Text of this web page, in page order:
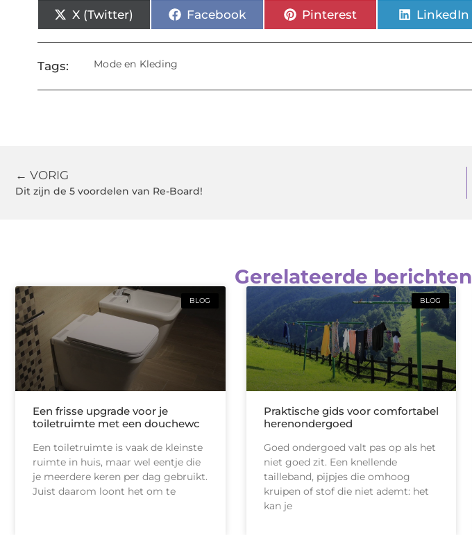
X (Twitter) Facebook Pinterest LinkedIn
Tags: Mode en Kleding
← VORIG
Dit zijn de 5 voordelen van Re-Board!
Gerelateerde berichten
BLOG
Een frisse upgrade voor je
toiletruimte met een douchewc
Een toiletruimte is vaak de kleinste
ruimte in huis, maar wel eentje die
je meerdere keren per dag gebruikt.
Juist daarom loont het om te
BLOG
Praktische gids voor comfortabel
herenondergoed
Goed ondergoed valt pas op als het
niet goed zit. Een knellende
tailleband, pijpjes die omhoog
kruipen of stof die niet ademt: het
kan je